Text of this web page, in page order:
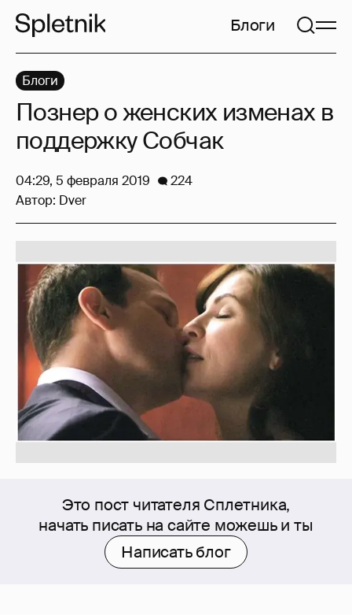
Блоги
Это пост читателя Сплетника,
начать писать на сайте можешь и ты
Написать блог
Блоги
Познер о женских изменах в
поддержку Собчак
04:29, 5 февраля 2019
224
Автор: Dver